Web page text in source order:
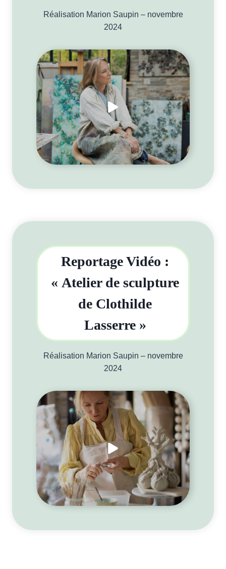
Réalisation Marion Saupin – novembre
2024
Reportage Vidéo :
« Atelier de sculpture
de Clothilde
Lasserre »
Réalisation Marion Saupin – novembre
2024